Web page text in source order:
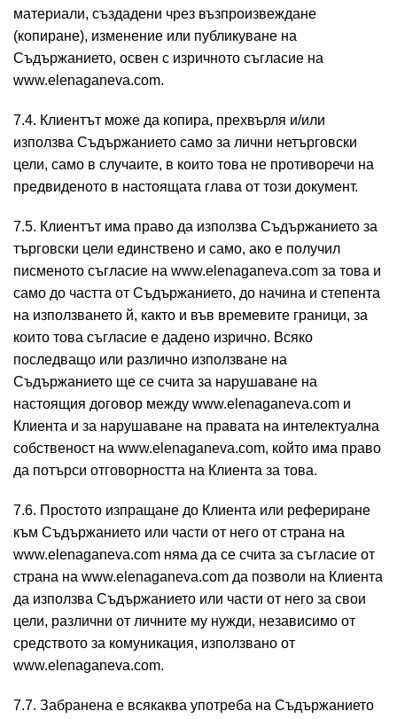
материали, създадени чрез възпроизвеждане
(копиране), изменение или публикуване на
Съдържанието, освен с изричното съгласие на
www.elenaganeva.com.
7.4. Клиентът може да копира, прехвърля и/или
използва Съдържанието само за лични нетърговски
цели, само в случаите, в които това не противоречи на
предвиденото в настоящата глава от този документ.
7.5. Клиентът има право да използва Съдържанието за
търговски цели единствено и само, ако е получил
писменото съгласие на www.elenaganeva.com за това и
само до частта от Съдържанието, до начина и степента
на използването й, както и във времевите граници, за
които това съгласие е дадено изрично. Всяко
последващо или различно използване на
Съдържанието ще се счита за нарушаване на
настоящия договор между www.elenaganeva.com и
Клиента и за нарушаване на правата на интелектуална
собственост на www.elenaganeva.com, който има право
да потърси отговорността на Клиента за това.
7.6. Простото изпращане до Клиента или рефериране
към Съдържанието или части от него от страна на
www.elenaganeva.com няма да се счита за съгласие от
страна на www.elenaganeva.com да позволи на Клиента
да използва Съдържанието или части от него за свои
цели, различни от личните му нужди, независимо от
средството за комуникация, използвано от
www.elenaganeva.com.
7.7. Забранена е всякаква употреба на Съдържанието